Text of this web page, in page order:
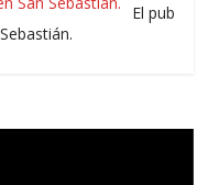
El pub